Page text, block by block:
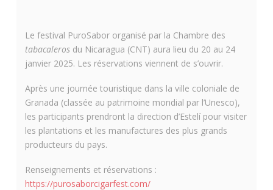
Le festival PuroSabor organisé par la Chambre des
tabacalerosdu Nicaragua (CNT) aura lieu du 20 au 24
janvier 2025. Les réservations viennent de s’ouvrir.
Après une journée touristique dans la ville coloniale de
Granada (classée au patrimoine mondial par l’Unesco),
les participants prendront la direction d’Estelí pour visiter
les plantations et les manufactures des plus grands
producteurs du pays.
Renseignements et réservations :
https://purosaborcigarfest.com/